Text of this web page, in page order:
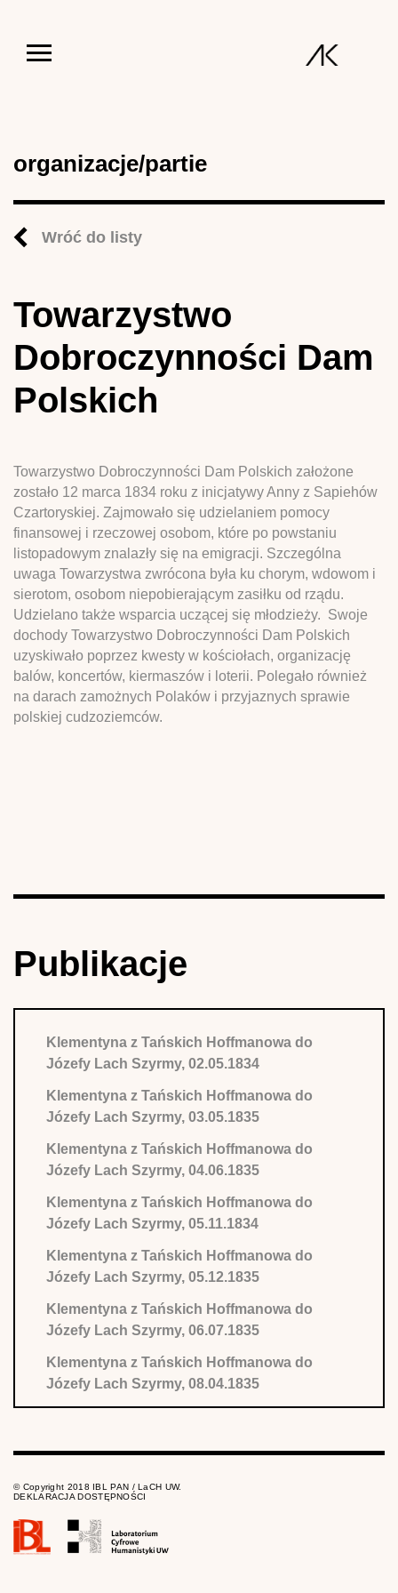
organizacje/partie
Wróć do listy
Towarzystwo
Dobroczynności Dam
Polskich
Towarzystwo Dobroczynności Dam Polskich założone
zostało 12 marca 1834 roku z inicjatywy Anny z Sapiehów
Czartoryskiej. Zajmowało się udzielaniem pomocy
finansowej i rzeczowej osobom, które po powstaniu
listopadowym znalazły się na emigracji. Szczególna
uwaga Towarzystwa zwrócona była ku chorym, wdowom i
sierotom, osobom niepobierającym zasiłku od rządu.
Udzielano także wsparcia uczącej się młodzieży. Swoje
dochody Towarzystwo Dobroczynności Dam Polskich
uzyskiwało poprzez kwesty w kościołach, organizację
balów, koncertów, kiermaszów i loterii. Polegało również
na darach zamożnych Polaków i przyjaznych sprawie
polskiej cudzoziemców.
Publikacje
Klementyna z Tańskich Hoffmanowa do
Józefy Lach Szyrmy, 02.05.1834
Klementyna z Tańskich Hoffmanowa do
Józefy Lach Szyrmy, 03.05.1835
Klementyna z Tańskich Hoffmanowa do
Józefy Lach Szyrmy, 04.06.1835
Klementyna z Tańskich Hoffmanowa do
Józefy Lach Szyrmy, 05.11.1834
Klementyna z Tańskich Hoffmanowa do
Józefy Lach Szyrmy, 05.12.1835
Klementyna z Tańskich Hoffmanowa do
Józefy Lach Szyrmy, 06.07.1835
Klementyna z Tańskich Hoffmanowa do
Józefy Lach Szyrmy, 08.04.1835
Józefy Lach Szyrmy, 11.06.1834
Klementyna z Tańskich Hoffmanowa do
Józefy Lach Szyrmy, 15.04.1834
© Copyright 2018 IBL PAN / LaCH UW.
DEKLARACJA DOSTĘPNOŚCI